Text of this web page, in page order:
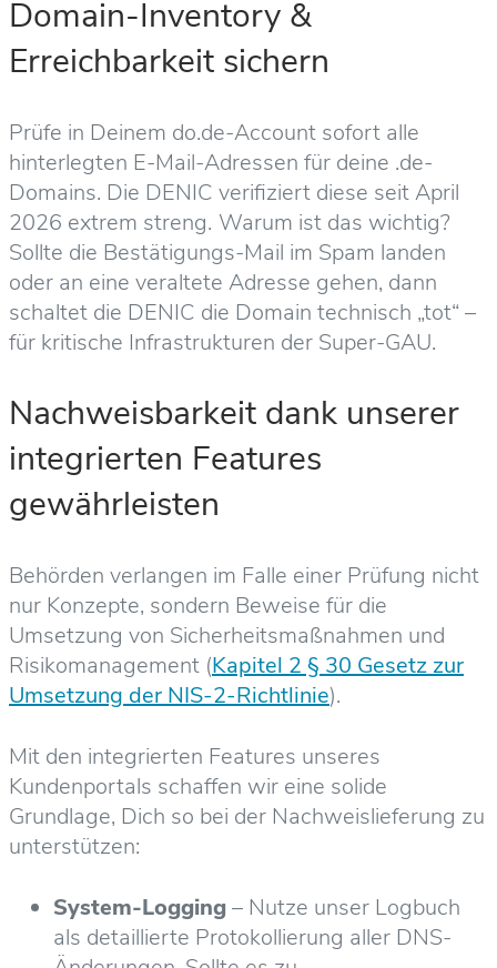
Domain-Inventory &
Erreichbarkeit sichern
Prüfe in Deinem do.de-Account sofort alle
hinterlegten E-Mail-Adressen für deine .de-
Domains. Die DENIC verifiziert diese seit April
2026 extrem streng. Warum ist das wichtig?
Sollte die Bestätigungs-Mail im Spam landen
oder an eine veraltete Adresse gehen, dann
schaltet die DENIC die Domain technisch „tot“ –
für kritische Infrastrukturen der Super-GAU.
Nachweisbarkeit dank unserer
integrierten Features
gewährleisten
Behörden verlangen im Falle einer Prüfung nicht
nur Konzepte, sondern Beweise für die
Umsetzung von Sicherheitsmaßnahmen und
Risikomanagement (Kapitel 2 § 30 Gesetz zur
Umsetzung der NIS-2-Richtlinie).
Mit den integrierten Features unseres
Kundenportals schaffen wir eine solide
Grundlage, Dich so bei der Nachweislieferung zu
unterstützen:
System-Logging– Nutze unser Logbuch
als detaillierte Protokollierung aller DNS-